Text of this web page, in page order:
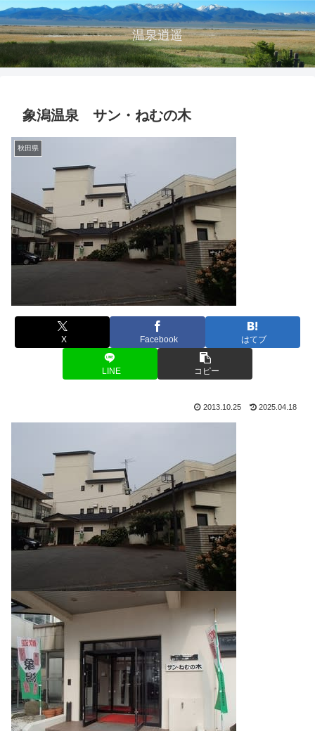
温泉逍遥
象潟温泉 サン・ねむの木
秋田県
X Facebook はてブ
LINE コピー
2013.10.25 2025.04.18